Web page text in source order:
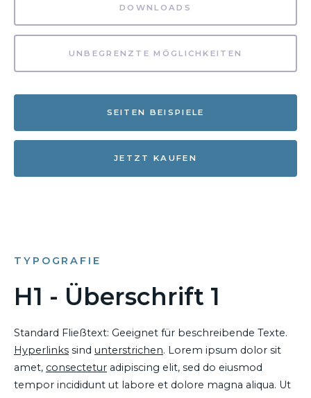
DOWNLOADS
UNBEGRENZTE MÖGLICHKEITEN
SEITEN BEISPIELE
JETZT KAUFEN
TYPOGRAFIE
H1 - Überschrift 1
Standard Fließtext: Geeignet für beschreibende Texte.
Hyperlinks sind unterstrichen. Lorem ipsum dolor sit
amet, consectetur adipiscing elit, sed do eiusmod
tempor incididunt ut labore et dolore magna aliqua. Ut